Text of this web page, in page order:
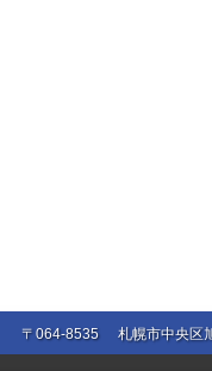
〒064-8535 札幌市中央区